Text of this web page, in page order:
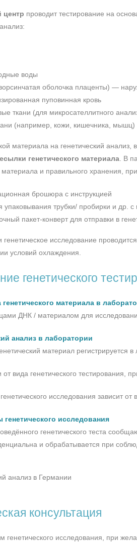
центр проводит тестирование на
воды
оболочка плаценты) —
пуповинная кровь
ткани (для микросателлитного
(например, кожи, кишечника, мышц)
материала на генетический анализ,
генетического материала . В
материала и правильного хранения,
брошюра с инструкцией
упаковывания трубки/ пробирки и др.
пакет-конверт для отправки в
генетическое исследование
условий охлаждения.
генетического
материала в
ДНК / материалом для
анализ в лаборатории
материал регистрируется
от вида генетического тестирования,
исследования зависит
генетического исследования
генетического теста
и обрабатывается при
консультация
генетического исследования, при